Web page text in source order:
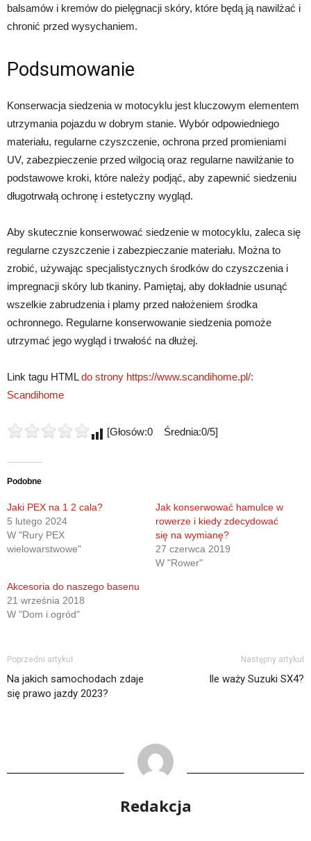
balsamów i kremów do pielęgnacji skóry, które będą ją nawilżać i
chronić przed wysychaniem.
Podsumowanie
Konserwacja siedzenia w motocyklu jest kluczowym elementem
utrzymania pojazdu w dobrym stanie. Wybór odpowiedniego
materiału, regularne czyszczenie, ochrona przed promieniami
UV, zabezpieczenie przed wilgocią oraz regularne nawilżanie to
podstawowe kroki, które należy podjąć, aby zapewnić siedzeniu
długotrwałą ochronę i estetyczny wygląd.
Aby skutecznie konserwować siedzenie w motocyklu, zaleca się
regularne czyszczenie i zabezpieczanie materiału. Można to
zrobić, używając specjalistycznych środków do czyszczenia i
impregnacji skóry lub tkaniny. Pamiętaj, aby dokładnie usunąć
wszelkie zabrudzenia i plamy przed nałożeniem środka
ochronnego. Regularne konserwowanie siedzenia pomoże
utrzymać jego wygląd i trwałość na dłużej.
Link tagu HTMLdo strony https://www.scandihome.pl/:
Scandihome
[Głosów:0 Średnia:0/5]
Podobne
Jaki PEX na 1 2 cala?
5 lutego 2024
W "Rury PEX
wielowarstwowe"
Jak konserwować hamulce w
rowerze i kiedy zdecydować
się na wymianę?
27 czerwca 2019
W "Rower"
Akcesoria do naszego basenu
21 września 2018
W "Dom i ogród"
Poprzedni artykuł
Na jakich samochodach zdaje
się prawo jazdy 2023?
Następny artykuł
Ile waży Suzuki SX4?
Redakcja